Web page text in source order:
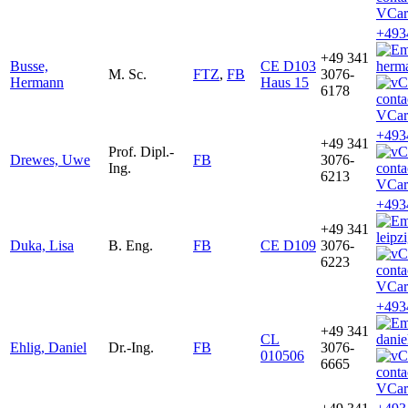
Busse,
Hermann
M. Sc. FTZ, FB
CE D103
Haus 15
+49 341
3076-
6178
Drewes, Uwe
Prof. Dipl.-
Ing.
FB
+49 341
3076-
6213
Duka, Lisa B. Eng. FB CE D109
+49 341
3076-
6223
Ehlig, Daniel Dr.-Ing. FB
CL
010506
+49 341
3076-
6665